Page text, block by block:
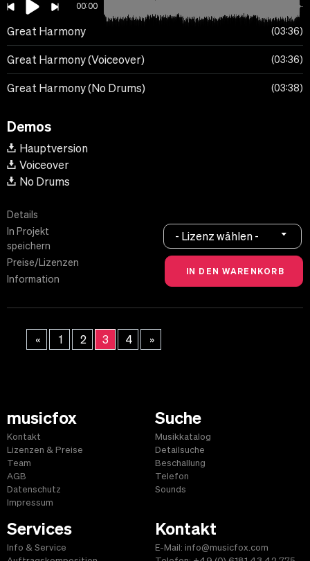
00:00
Great Harmony 03:36
Great Harmony (Voiceover) 03:36
Great Harmony (No Drums) 03:38
Demos
Hauptversion
Voiceover
No Drums
Details
In Projekt
speichern
Preise/Lizenzen
Information
- Lizenz wählen -
« 1 2 3 4 »
musicfox
Kontakt
Lizenzen & Preise
Team
AGB
Datenschutz
Impressum
Suche
Musikkatalog
Detailsuche
Beschallung
Telefon
Sounds
Services
Info & Service
Kontakt
E-Mail: info@musicfox.com